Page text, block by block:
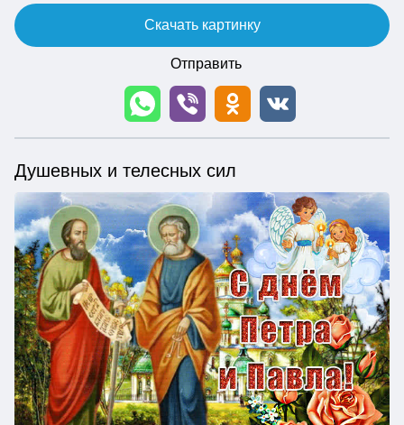
Скачать картинку
Отправить
Душевных и телесных сил